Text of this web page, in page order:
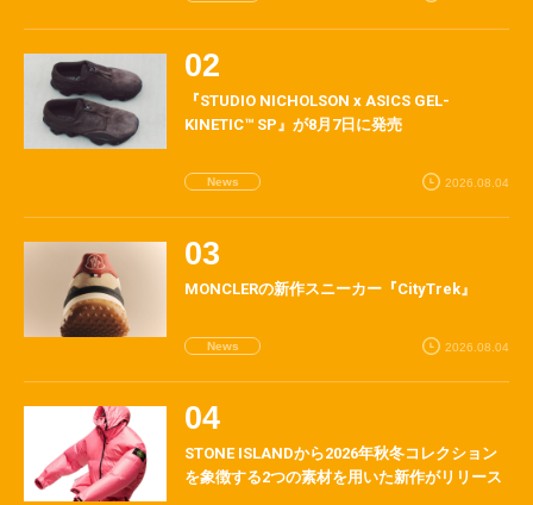
『STUDIO NICHOLSON x ASICS GEL-
KINETIC™ SP』が8月7日に発売
News 2026.08.04
MONCLERの新作スニーカー『CityTrek』
News 2026.08.04
STONE ISLANDから2026年秋冬コレクション
を象徴する2つの素材を用いた新作がリリース